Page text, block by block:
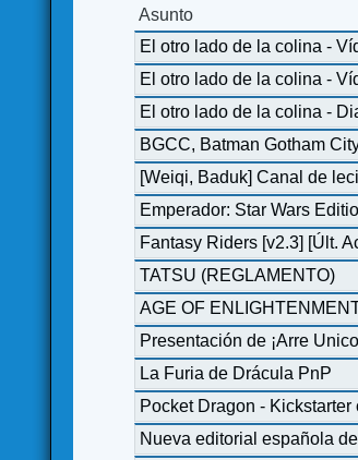
Asunto
El otro lado de la colina -
El otro lado de la colina -
El otro lado de la colina -
BGCC, Batman Gotham
[Weiqi, Baduk] Canal de
Emperador: Star Wars
Fantasy Riders [v2.3] [Últ.
TATSU (REGLAMENTO)
AGE OF
Presentación de ¡Arre
La Furia de Drácula PnP
Pocket Dragon -
Nueva editorial española